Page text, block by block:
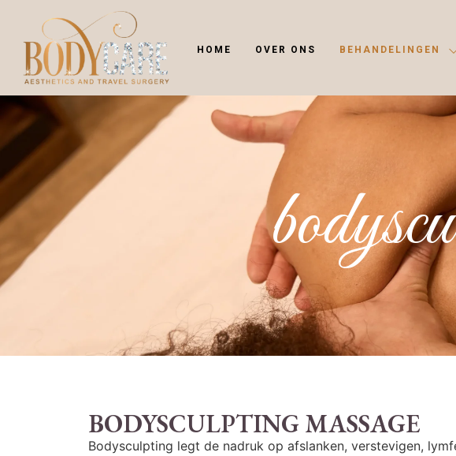
HOME OVER ONS BEHANDELINGEN
BODYSCULPTING MASSAGE
Bodysculpting legt de nadruk op afslanken, verstevigen,